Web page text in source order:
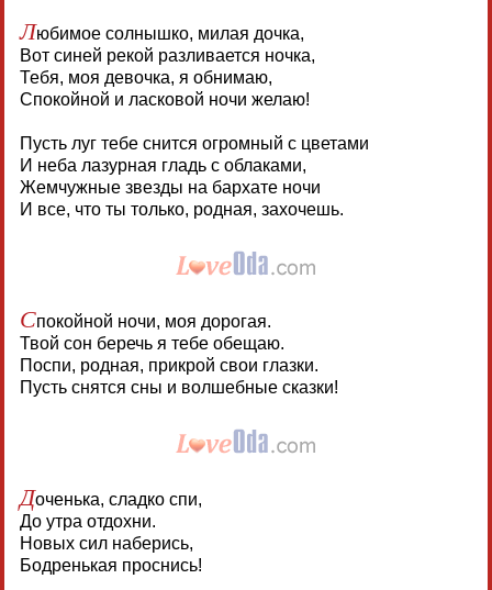
Любимое солнышко, милая дочка,
Вот синей рекой разливается ночка,
Тебя, моя девочка, я обнимаю,
Спокойной и ласковой ночи желаю!
Пусть луг тебе снится огромный с цветами
И неба лазурная гладь с облаками,
Жемчужные звезды на бархате ночи
И все, что ты только, родная, захочешь.
Спокойной ночи, моя дорогая.
Твой сон беречь я тебе обещаю.
Поспи, родная, прикрой свои глазки.
Пусть снятся сны и волшебные сказки!
Доченька, сладко спи,
До утра отдохни.
Новых сил наберись,
Бодренькая проснись!